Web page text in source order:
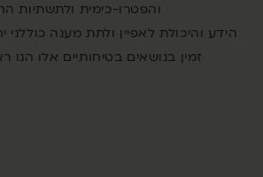
והפטרו-כימית ולתשתיות
הידע והיכולת לאפיין ולתת מענה
זמין בנושאים בטיחותיים אלו הנו